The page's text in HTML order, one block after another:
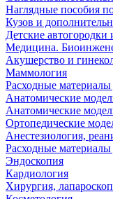
Наглядные пособия
Кузов и
Детские
Медицина.
Акушерство и
Маммология
Расходные
Анатомические
Анатомические
Ортопедические
Анестезиология,
Расходные
Эндоскопия
Кардиология
Хирургия,